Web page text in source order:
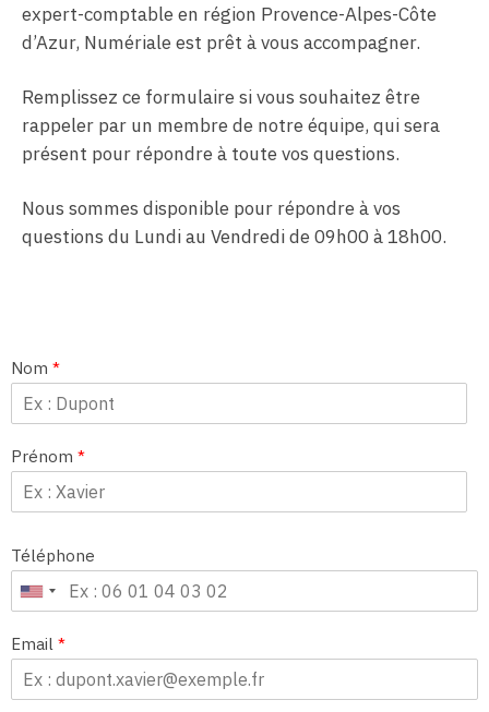
expert-comptable en région Provence-Alpes-Côte
d’Azur, Numériale est prêt à vous accompagner.
Remplissez ce formulaire si vous souhaitez être
rappeler par un membre de notre équipe, qui sera
présent pour répondre à toute vos questions.
Nous sommes disponible pour répondre à vos
questions du Lundi au Vendredi de 09h00 à 18h00.
Nom *
Prénom *
Téléphone
Email *